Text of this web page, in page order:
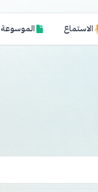
الاستماع الموسوعة